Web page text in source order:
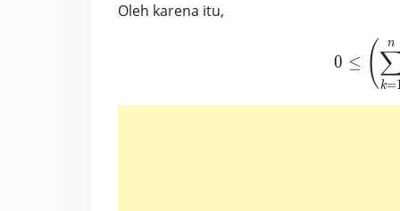
Oleh karena itu,
0 ≤ ( k=
n